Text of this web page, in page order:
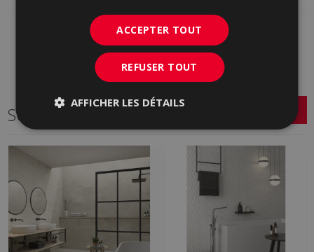
Série connexe
ACCEPTER TOUT
REFUSER TOUT
AFFICHER LES DÉTAILS